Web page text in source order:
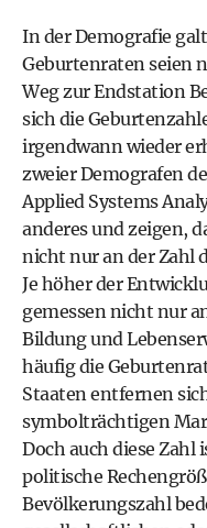
In der Demografie
Geburtenraten seien
Weg zur Endstation
sich die
irgendwann wieder
zweier Demografen
Applied Systems
anderes und zeigen,
nicht nur an der Zahl
Je höher der
gemessen nicht nur
Bildung und
häufig die
Staaten entfernen
symbolträchtigen
Doch auch diese Zahl
politische
Bevölkerungszahl